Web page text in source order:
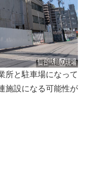
所と駐車場になって
施設になる可能性が